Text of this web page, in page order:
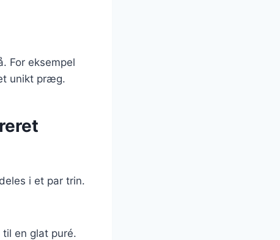
For eksempel
unikt præg.
i et par trin.
en glat puré.